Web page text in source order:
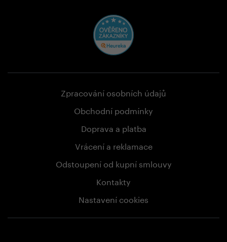
Zpracování osobních údajů
Obchodní podmínky
Doprava a platba
Vrácení a reklamace
Odstoupení od kupní smlouvy
Kontakty
Nastavení cookies